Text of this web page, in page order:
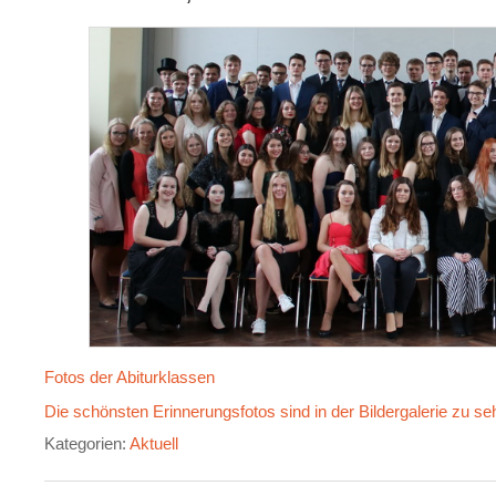
Fotos der Abiturklassen
Die schönsten Erinnerungsfotos sind in der Bildergalerie zu
Kategorien: Aktuell